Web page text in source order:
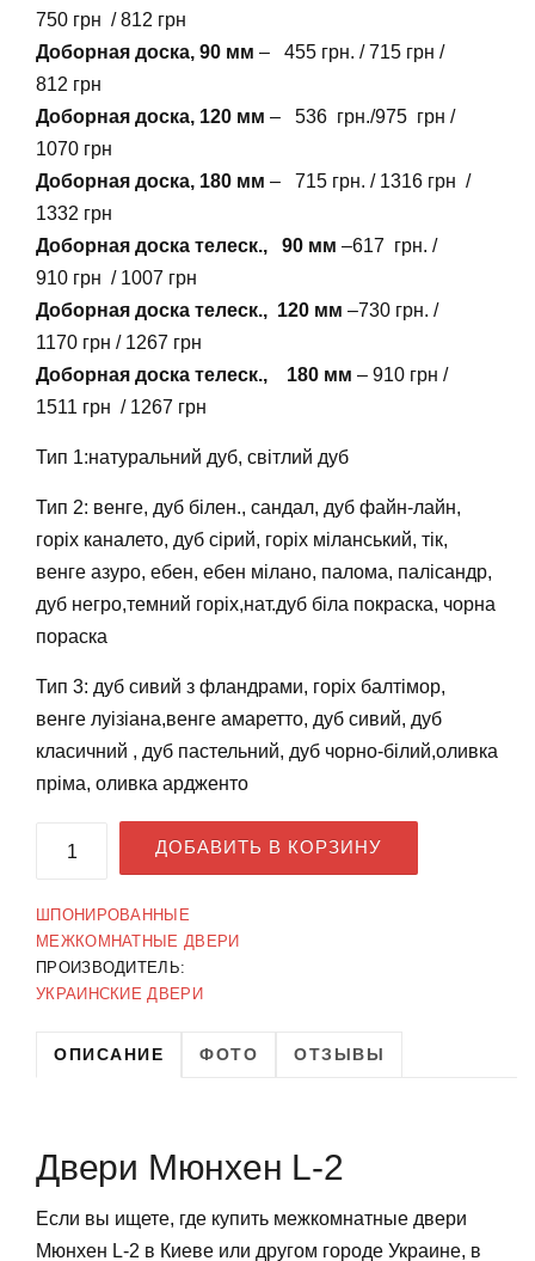
750 грн / 812 грн
Доборная доска, 90 мм – 455 грн. / 715 грн /
812 грн
Доборная доска, 120 мм – 536 грн./975 грн /
1070 грн
Доборная доска, 180 мм – 715 грн. / 1316 грн /
1332 грн
Доборная доска телеск., 90 мм –617 грн. /
910 грн / 1007 грн
Доборная доска телеск., 120 мм –730 грн. /
1170 грн / 1267 грн
Доборная доска телеск., 180 мм – 910 грн /
1511 грн / 1267 грн
Тип 1:натуральний дуб, світлий дуб
Тип 2: венге, дуб білен., сандал, дуб файн-лайн,
горіх каналето, дуб сірий, горіх міланський, тік,
венге азуро, ебен, ебен мілано, палома, палісандр,
дуб негро,темний горіх,нат.дуб біла покраска, чорна
пораска
Тип 3: дуб сивий з фландрами, горіх балтімор,
венге луізіана,венге амаретто, дуб сивий, дуб
класичний , дуб пастельний, дуб чорно-білий,оливка
пріма, оливка ардженто
ДОБАВИТЬ В КОРЗИНУ
ШПОНИРОВАННЫЕ
МЕЖКОМНАТНЫЕ ДВЕРИ
ПРОИЗВОДИТЕЛЬ:
УКРАИНСКИЕ ДВЕРИ
ОПИСАНИЕ ФОТО ОТЗЫВЫ
Двери Мюнхен L-2
Если вы ищете, где купить межкомнатные двери
Мюнхен L-2 в Киеве или другом городе Украине, в